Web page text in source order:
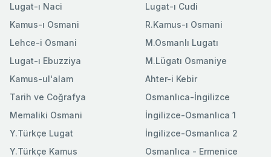
Lugat-ı Naci
Kamus-ı Osmani
Lehce-i Osmani
Lugat-ı Ebuzziya
Lugat-ı Cudi
R.Kamus-ı Osmani
M.Osmanlı Lugatı
M.Lügatı Osmaniye
Kamus-ul'alam
Tarih ve Coğrafya
Memaliki Osmani
Y.Türkçe Lugat
Y.Türkçe Kamus
Ahter-i Kebir
Osmanlıca-İngilizce
İngilizce-Osmanlıca 1
İngilizce-Osmanlıca 2
Osmanlıca - Ermenice